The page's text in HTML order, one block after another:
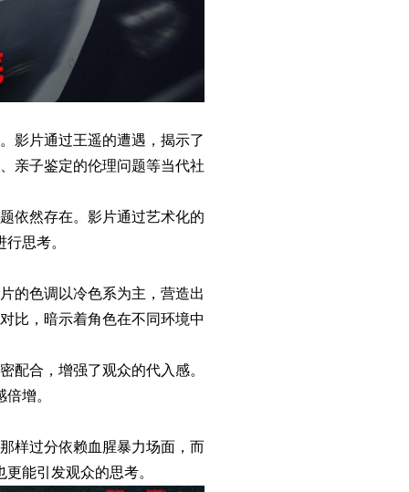
影片通过王遥的遭遇，揭示了
亲子鉴定的伦理问题等当代社
依然存在。影片通过艺术化的
思考。
的色调以冷色系为主，营造出
比，暗示着角色在不同环境中
配合，增强了观众的代入感。
增。
样过分依赖血腥暴力场面，而
能引发观众的思考。